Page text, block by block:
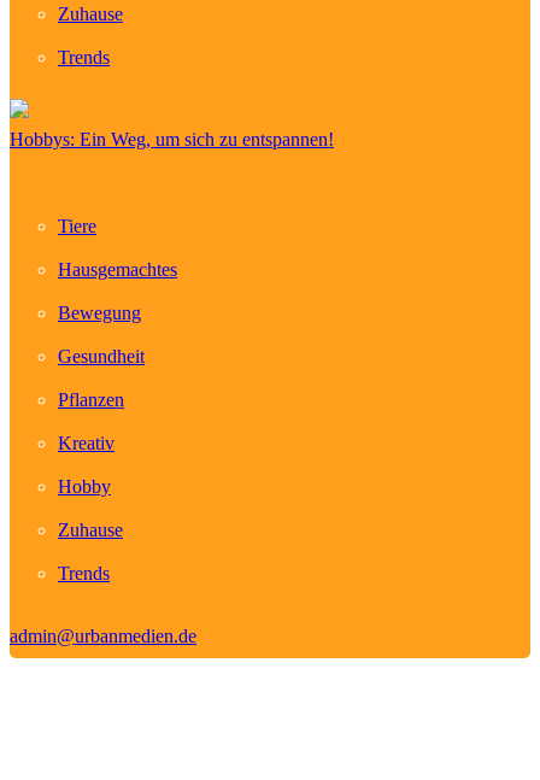
Zuhause
Trends
Hobbys: Ein Weg, um sich zu entspannen!
Tiere
Hausgemachtes
Bewegung
Gesundheit
Pflanzen
Kreativ
Hobby
Zuhause
Trends
admin@urbanmedien.de